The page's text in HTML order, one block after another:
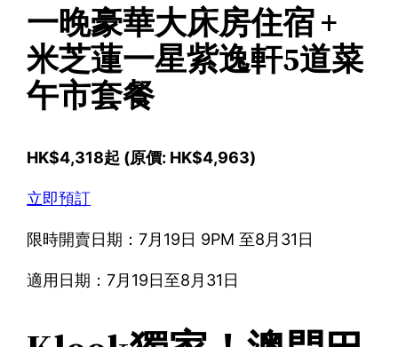
一晚豪華大床房住宿 +
米芝蓮一星紫逸軒5道菜
午市套餐
HK$4,318起 (原價: HK$4,963)
立即預訂
限時開賣日期：7月19日 9PM 至8月31日
適用日期：7月19日至8月31日